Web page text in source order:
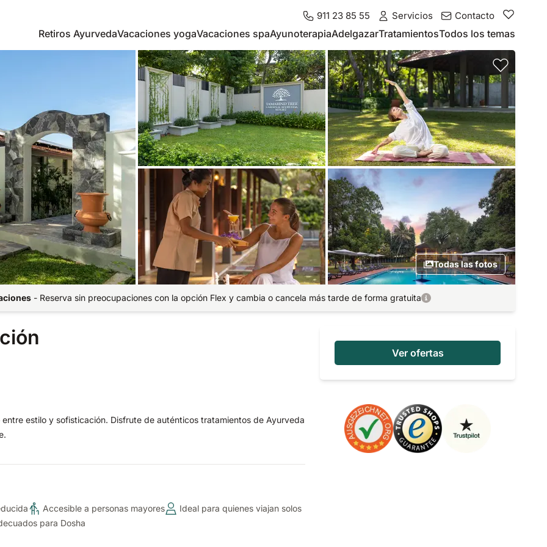
911 23 85 55 Servicios Contacto
Retiros AyurvedaVacaciones yogaVacaciones spaAyunoterapiaAdelgazarTratamientosTodos los temas
Todas las fotos
- Reserva sin preocupaciones con la opción Flex y cambia o cancela más tarde de forma gratuita
Ver ofertas
estilo y sofisticación. Disfrute de auténticos tratamientos de Ayurveda
Accesible a personas mayores
Ideal para quienes viajan solos
para Dosha